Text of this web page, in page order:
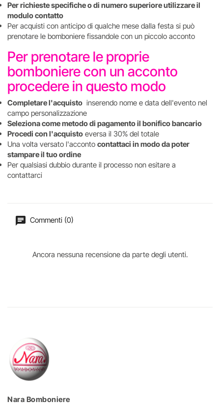
Per richieste specifiche o di numero superiore utilizzare il
modulo contatto
Per acquisti con anticipo di qualche mese dalla festa si può
prenotare le bomboniere fissandole con un piccolo acconto
Per prenotare le proprie
bomboniere con un acconto
procedere in questo modo
Completare l'acquisto inserendo nome e data dell'evento nel
campo personalizzazione
Seleziona come metodo di pagamento il bonifico bancario
Procedi con l'acquisto eversa il 30% del totale
Una volta versato l'acconto contattaci in modo da poter
stampare il tuo ordine
Per qualsiasi dubbio durante il processo non esitare a
contattarci
Commenti (0)
Ancora nessuna recensione da parte degli utenti.
Nara Bomboniere